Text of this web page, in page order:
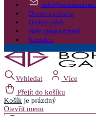
Doprava a platba
Osobní odběr
Naše výroba šperků
Kontakty
Vyhledat
Více
Přejít do košíku
Košík je prázdný
Otevřít menu